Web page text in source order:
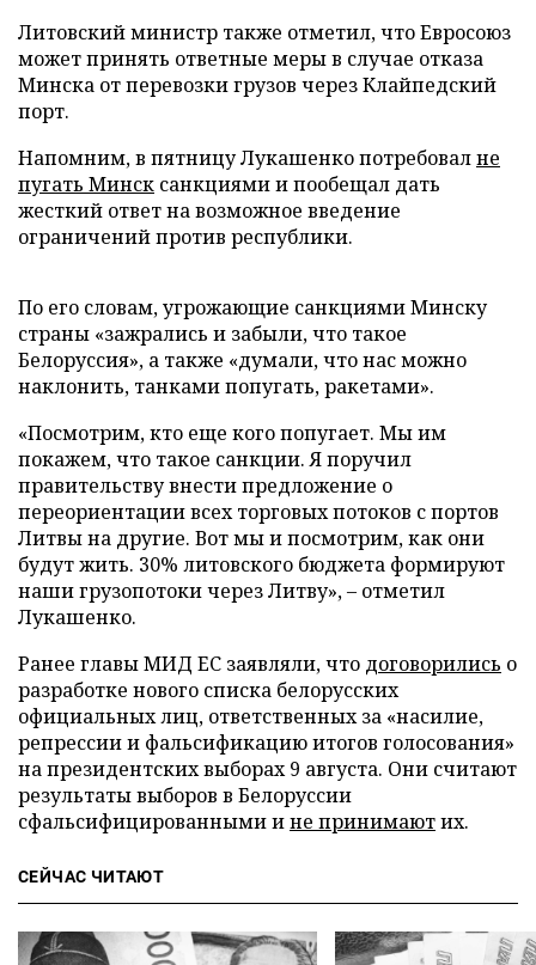
Литовский министр также отметил, что Евросоюз
может принять ответные меры в случае отказа
Минска от перевозки грузов через Клайпедский
порт.
Напомним, в пятницу Лукашенко потребовалне
пугать Минск санкциями и пообещал дать
жесткий ответ на возможное введение
ограничений против республики.
По его словам, угрожающие санкциями Минску
страны «зажрались и забыли, что такое
Белоруссия», а также «думали, что нас можно
наклонить, танками попугать, ракетами».
«Посмотрим, кто еще кого попугает. Мы им
покажем, что такое санкции. Я поручил
правительству внести предложение о
переориентации всех торговых потоков с портов
Литвы на другие. Вот мы и посмотрим, как они
будут жить. 30% литовского бюджета формируют
наши грузопотоки через Литву», – отметил
Лукашенко.
Ранее главы МИД ЕС заявляли, что договорились о
разработке нового списка белорусских
официальных лиц, ответственных за «насилие,
репрессии и фальсификацию итогов голосования»
на президентских выборах 9 августа. Они считают
результаты выборов в Белоруссии
сфальсифицированными ине принимаютих.
СЕЙЧАС ЧИТАЮТ